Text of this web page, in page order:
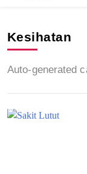
Kesihatan
Auto-generated